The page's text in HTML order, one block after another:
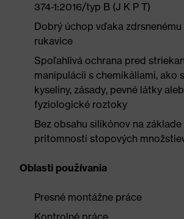
374-1:2016/typ B (J K P T)
Dobrý úchop vďaka
rukavice
Spoľahlivá ochrana pred
manipulácii s chemikáliami, ako
kyseliny, zásady, pevné látky
fyziologické roztoky
Bez obsahu silikónov na
prítomnosti stopových
Oblasti používania
Presné montážne práce
Kontrolné práce